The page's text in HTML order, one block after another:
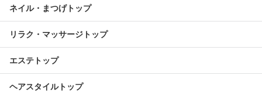
ネイル・まつげトップ
リラク・マッサージトップ
エステトップ
ヘアスタイルトップ